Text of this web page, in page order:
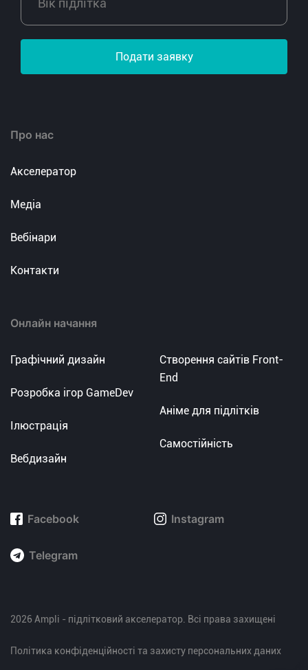
Подати заявку
Про нас
Акселератор
Медіа
Вебінари
Контакти
Онлайн начання
Графічний дизайн
Розробка ігор GameDev
Ілюстрація
Вебдизайн
Створення сайтів Front-
End
Аніме для підлітків
Самостійність
Facebook Instagram
Telegram
2026 Ampli - підлітковий акселератор. Всі права захищені
Політика конфіденційності та захисту персональних даних